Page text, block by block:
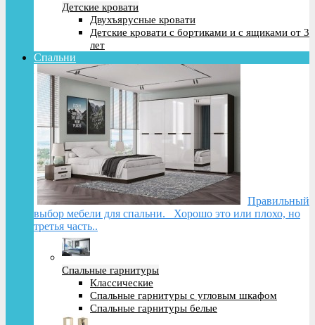
Детские кровати
Двухъярусные кровати
Детские кровати с бортиками и с ящиками от 3
лет
Спальни
Правильный
выбор мебели для спальни. Хорошо это или плохо, но
третья часть..
Спальные гарнитуры
Классические
Спальные гарнитуры с угловым шкафом
Спальные гарнитуры белые